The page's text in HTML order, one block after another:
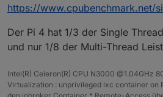
https://www.cpubenchmark.net/
Der Pi 4 hat 1/3 der Single
und nur 1/8 der Multi-Thread
Intel(R) Celeron(R) CPU N3000 @1.04GHz
Virtualization : unprivileged lxc container on